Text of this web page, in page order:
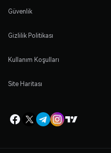
Güvenlik
Gizlilik Politikası
Kullanım Koşulları
Site Haritası